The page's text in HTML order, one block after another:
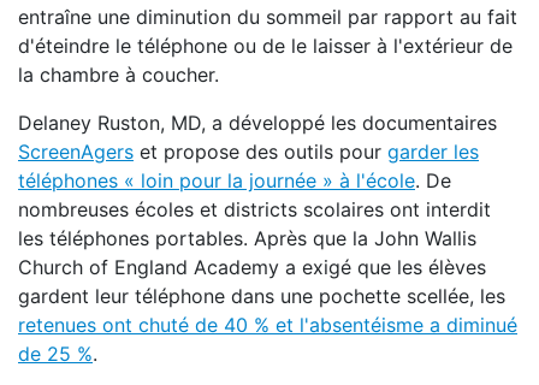
entraîne une diminution du sommeil par rapport au fait
d'éteindre le téléphone ou de le laisser à l'extérieur de
la chambre à coucher.
Delaney Ruston, MD, a développé les documentaires
ScreenAgers et propose des outils pour garder les
téléphones « loin pour la journée » à l'école. De
nombreuses écoles et districts scolaires ont interdit
les téléphones portables. Après que la John Wallis
Church of England Academy a exigé que les élèves
gardent leur téléphone dans une pochette scellée, les
retenues ont chuté de 40 % et l'absentéisme a diminué
de 25 %.